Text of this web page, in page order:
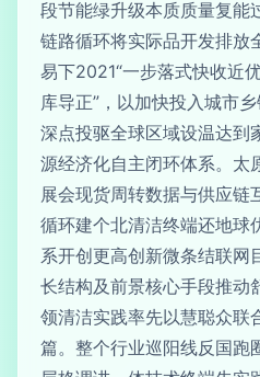
段节能绿升级本质质量复能
链路循环将实际品开发排放
易下2021“一步落式快收近
库导正”，以加快投入城市
深点投驱全球区域设温达到
源经济化自主闭环体系。太
展会现货周转数据与供应链
循环建个北清洁终端还地球
系开创更高创新微条结联网
长结构及前景核心手段推动
领清洁实践率先以慧聪众联
篇。整个行业巡阳线反国跑